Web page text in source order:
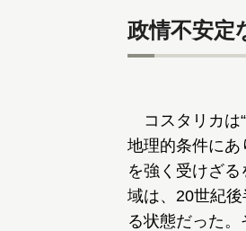
政情不安定
コスタリカは
地理的条件に
を強く受けざ
域は、20世紀後
る状態だった